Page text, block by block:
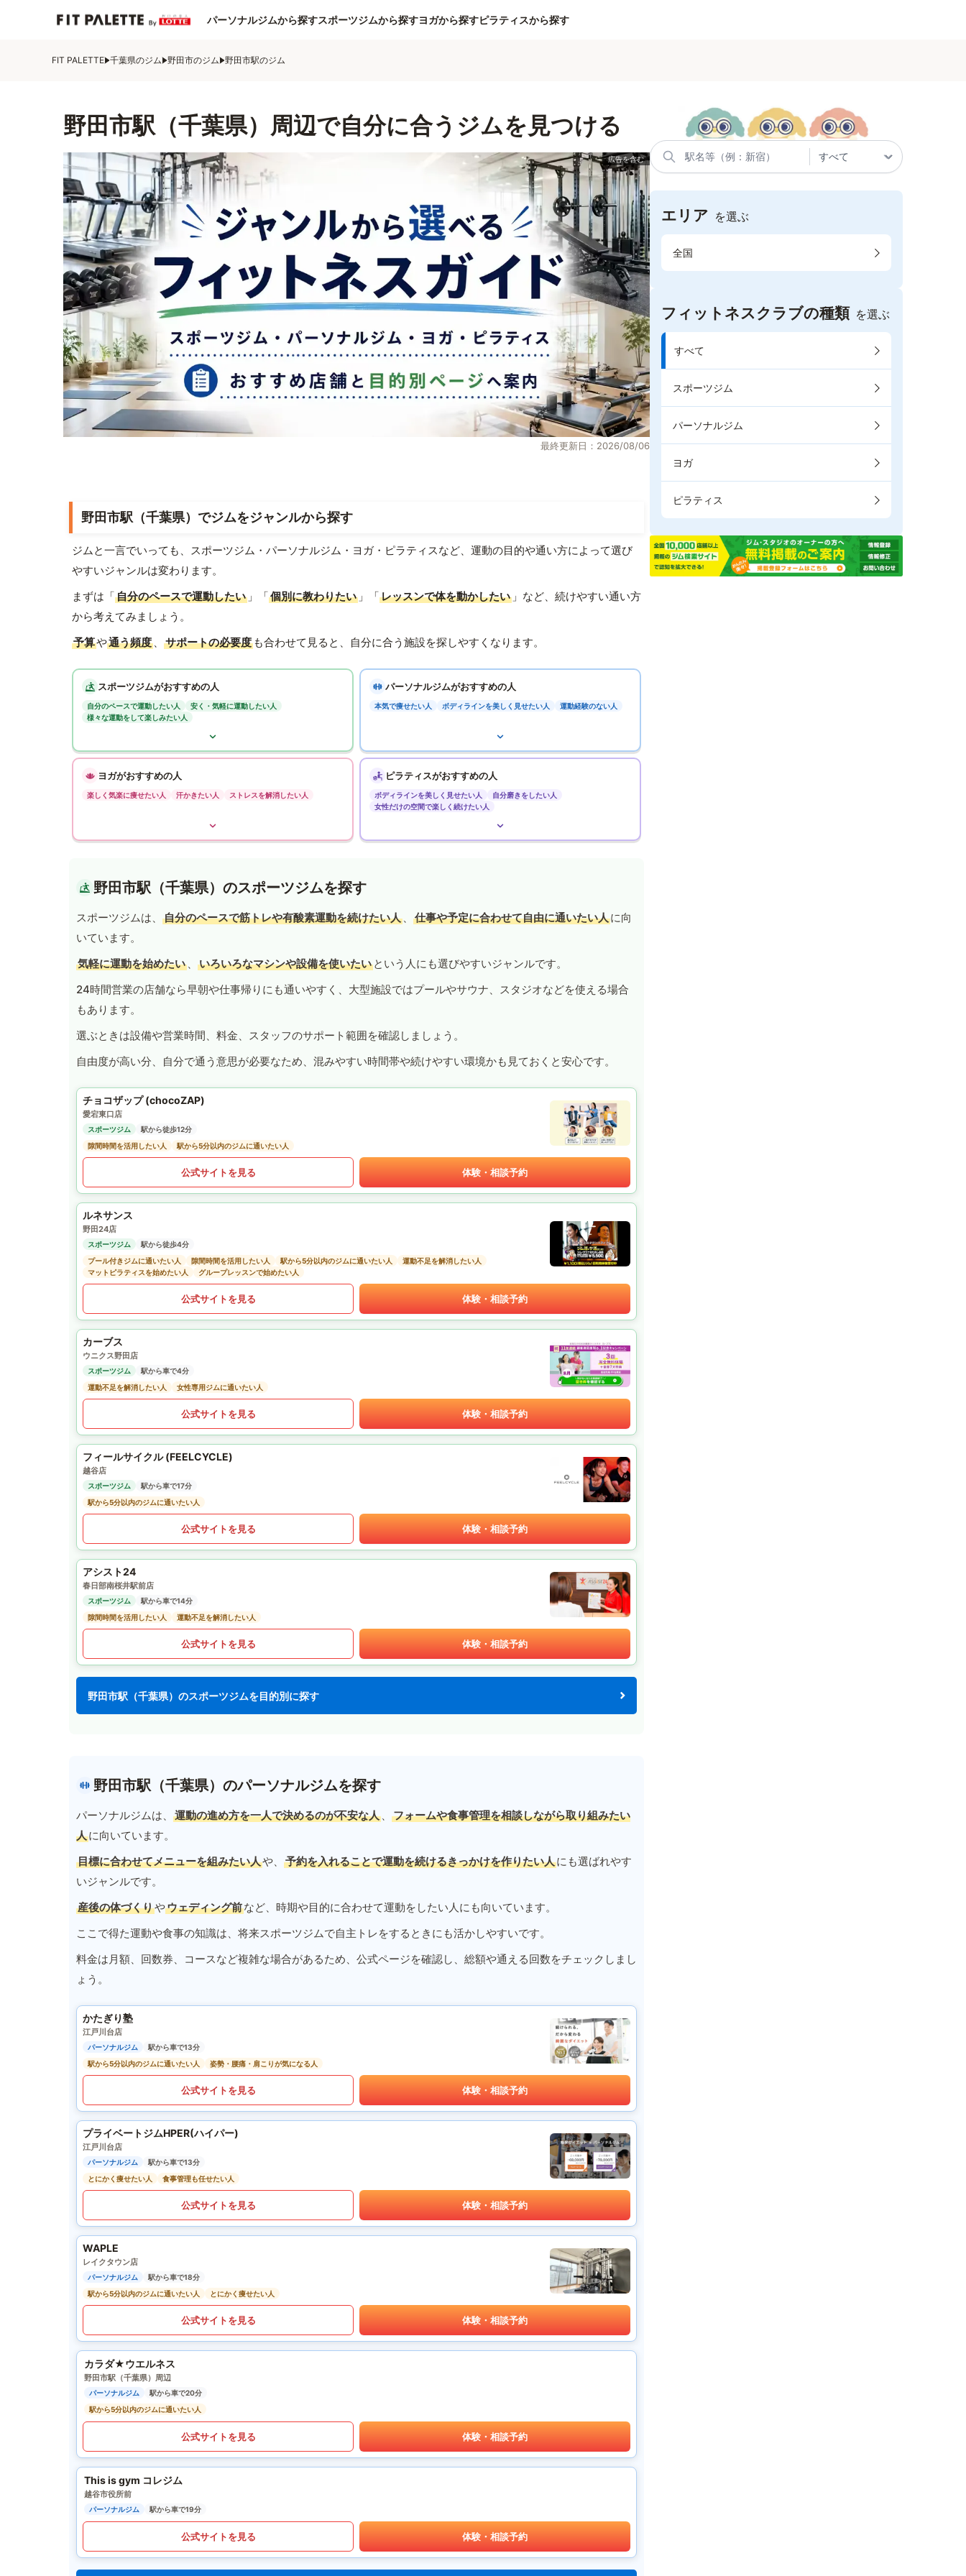
パーソナルジムから探すスポーツジムから探すヨガから探すピラティスから探す
FIT PALETTE 千葉県のジム 野田市のジム 野田市駅のジム
野田市駅（千葉県）周辺で自分に合うジムを見つける
最終更新日：2026/08/06
野田市駅（千葉県）でジムをジャンルから探す
ジムと一言でいっても、スポーツジム・パーソナルジム・ヨガ・ピラティスなど、運動の目的や通い方によって選び
やすいジャンルは変わります。
まずは「自分のペースで運動したい 」「個別に教わりたい 」「レッスンで体を動かしたい 」など、続けやすい通い方
から考えてみましょう。
予算や通う頻度 、 サポートの必要度 も合わせて見ると、自分に合う施設を探しやすくなります。
スポーツジムがおすすめの人
自分のペースで運動したい人
安く・気軽に運動したい人
様々な運動をして楽しみたい人
パーソナルジムがおすすめの人
本気で痩せたい人 ボディラインを美しく見せたい人 運動経験のない人
ヨガがおすすめの人
楽しく気楽に痩せたい人 汗かきたい人 ストレスを解消したい人
ピラティスがおすすめの人
ボディラインを美しく見せたい人
自分磨きをしたい人
女性だけの空間で楽しく続けたい人
野田市駅（千葉県）のスポーツジムを探す
スポーツジムは、 自分のペースで筋トレや有酸素運動を続けたい人 、 仕事や予定に合わせて自由に通いたい人に向
いています。
気軽に運動を始めたい 、 いろいろなマシンや設備を使いたい という人にも選びやすいジャンルです。
24時間営業の店舗なら早朝や仕事帰りにも通いやすく、大型施設ではプールやサウナ、スタジオなどを使える場合
もあります。
選ぶときは設備や営業時間、料金、スタッフのサポート範囲を確認しましょう。
自由度が高い分、自分で通う意思が必要なため、混みやすい時間帯や続けやすい環境かも見ておくと安心です。
チョコザップ (chocoZAP)
愛宕東口店
スポーツジム
駅から徒歩12分
隙間時間を活用したい人
駅から5分以内のジムに通いたい人
公式サイトを見る 体験・相談予約
ルネサンス
野田24店
スポーツジム
駅から徒歩4分
プール付きジムに通いたい人
隙間時間を活用したい人 駅から5分以内のジムに通いたい人
運動不足を解消したい人
マットピラティスを始めたい人
グループレッスンで始めたい人
公式サイトを見る 体験・相談予約
カーブス
ウニクス野田店
スポーツジム
駅から車で4分
運動不足を解消したい人
女性専用ジムに通いたい人
公式サイトを見る 体験・相談予約
フィールサイクル (FEELCYCLE)
越谷店
スポーツジム
駅から車で17分
駅から5分以内のジムに通いたい人
公式サイトを見る 体験・相談予約
アシスト24
春日部南桜井駅前店
スポーツジム
駅から車で14分
隙間時間を活用したい人
運動不足を解消したい人
公式サイトを見る 体験・相談予約
野田市駅（千葉県）のスポーツジムを目的別に探す
野田市駅（千葉県）のパーソナルジムを探す
パーソナルジムは、 運動の進め方を一人で決めるのが不安な人 、
フォームや食事管理を相談しながら取り組みたい
人に向いています。
目標に合わせてメニューを組みたい人や、 予約を入れることで運動を続けるきっかけを作りたい人にも選ばれやす
いジャンルです。
産後の体づくりやウェディング前など、時期や目的に合わせて運動をしたい人にも向いています。
ここで得た運動や食事の知識は、将来スポーツジムで自主トレをするときにも活かしやすいです。
料金は月額、回数券、コースなど複雑な場合があるため、公式ページを確認し、総額や通える回数をチェックしまし
ょう。
かたぎり塾
江戸川台店
パーソナルジム
駅から車で13分
駅から5分以内のジムに通いたい人
姿勢・腰痛・肩こりが気になる人
公式サイトを見る 体験・相談予約
プライベートジムHPER(ハイパー)
江戸川台店
パーソナルジム
駅から車で13分
とにかく痩せたい人
食事管理も任せたい人
公式サイトを見る 体験・相談予約
WAPLE
レイクタウン店
パーソナルジム
駅から車で18分
駅から5分以内のジムに通いたい人
とにかく痩せたい人
公式サイトを見る 体験・相談予約
カラダ★ウエルネス
野田市駅（千葉県）周辺
パーソナルジム
駅から車で20分
駅から5分以内のジムに通いたい人
公式サイトを見る 体験・相談予約
This is gym コレジム
越谷市役所前
パーソナルジム 駅から車で19分
公式サイトを見る 体験・相談予約
エリア を選ぶ
全国
フィットネスクラブの種類 を選ぶ
すべて
スポーツジム
パーソナルジム
ヨガ
ピラティス